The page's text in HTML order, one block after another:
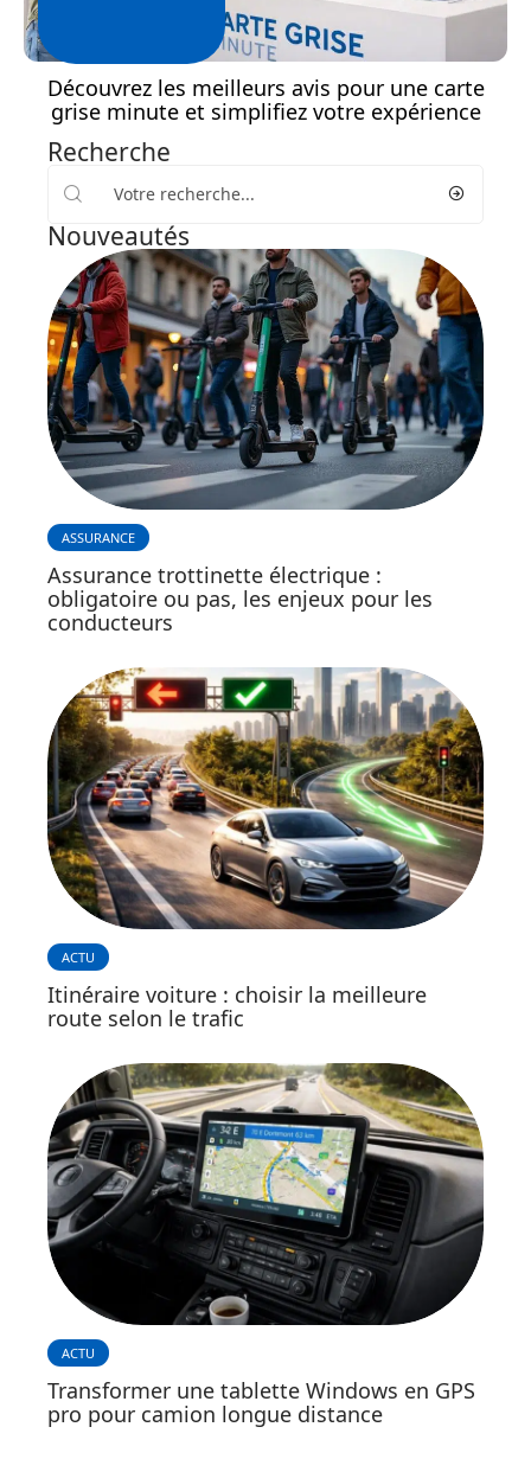
Découvrez les meilleurs avis pour une carte
grise minute et simplifiez votre expérience
Recherche
Nouveautés
ASSURANCE
Assurance trottinette électrique :
obligatoire ou pas, les enjeux pour les
conducteurs
ACTU
Itinéraire voiture : choisir la meilleure
route selon le trafic
ACTU
Transformer une tablette Windows en GPS
pro pour camion longue distance